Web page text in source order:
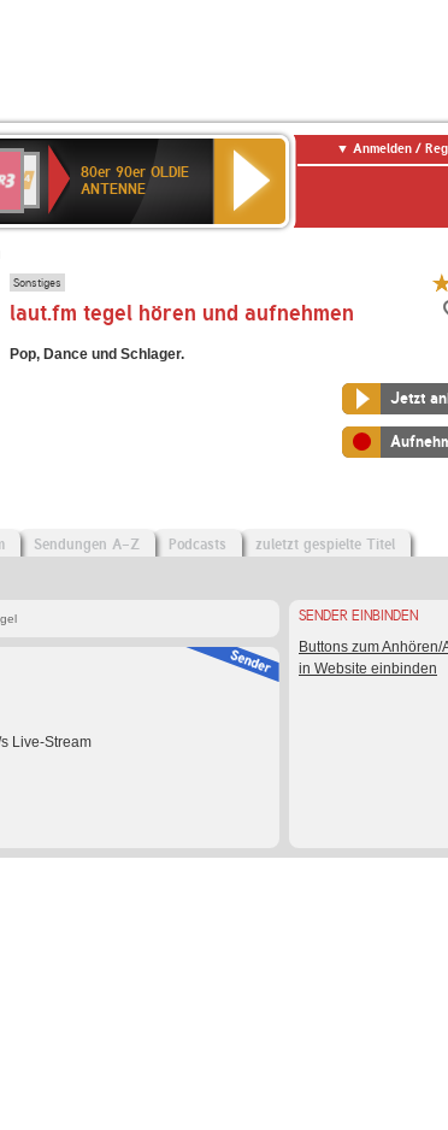
80er 90er OLDIE
ANTENNE
Anmelden /
Sonstiges
laut.fm tegel hören und aufnehmen
Pop, Dance und Schlager.
Jetzt
Sendungen A-Z Podcasts zuletzt gespielte Titel
Live-Stream
SENDER EINBINDEN
Buttons zum Anhören/
in Website einbinden